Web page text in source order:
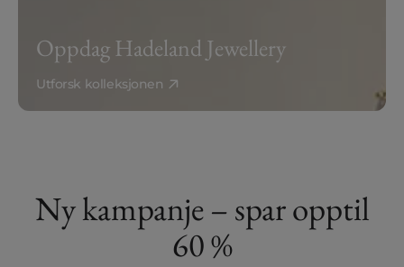
Oppdag Hadeland Jewellery
Utforsk kolleksjonen
Ny kampanje – spar opptil
60 %